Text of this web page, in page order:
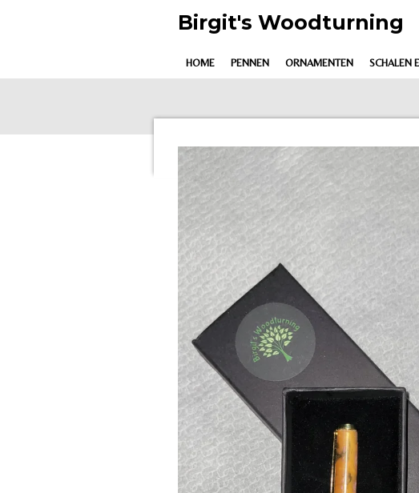
Birgit's Woodturning
HOME PENNEN ORNAMENTEN SCHALEN